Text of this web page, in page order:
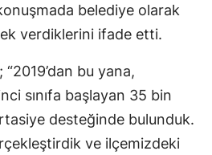
Mersin
Kars
Kastamonu
belediye olarak
verdiklerini ifade etti.
bu yana,
sınıfa başlayan 35 bin
desteğinde bulunduk.
ve ilçemizdeki